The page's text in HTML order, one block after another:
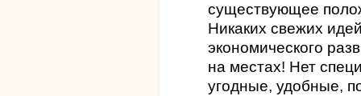
существующее
Никаких свежих
экономического
на местах! Нет
угодные, удобные,